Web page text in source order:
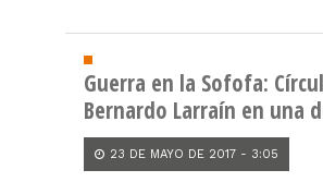
Guerra en la Sofofa:
Bernardo Larraín en una
23 DE MAYO DE 2017 - 3:05